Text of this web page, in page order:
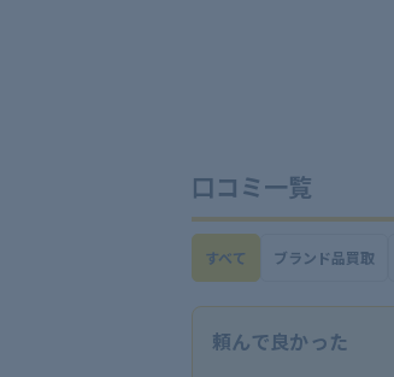
口コミ一覧
すべて ブランド品買取
頼んで良かった